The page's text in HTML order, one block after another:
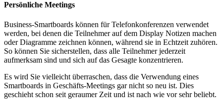
Persönliche Meetings
Business-Smartboards können für Telefonkonferenzen verwendet
werden, bei denen die Teilnehmer auf dem Display Notizen machen
oder Diagramme zeichnen können, während sie in Echtzeit zuhören.
So können Sie sicherstellen, dass alle Teilnehmer jederzeit
aufmerksam sind und sich auf das Gesagte konzentrieren.
Es wird Sie vielleicht überraschen, dass die Verwendung eines
Smartboards in Geschäfts-Meetings gar nicht so neu ist. Dies
geschieht schon seit geraumer Zeit und ist nach wie vor sehr beliebt.